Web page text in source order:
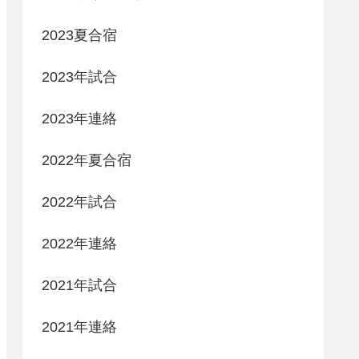
2023夏合宿
2023年試合
2023年連絡
2022年夏合宿
2022年試合
2022年連絡
2021年試合
2021年連絡